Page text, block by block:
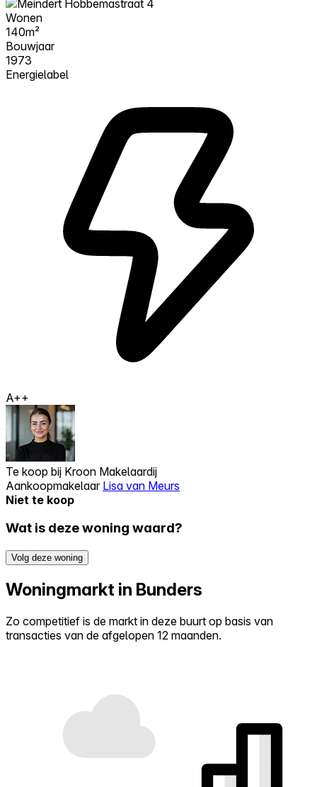
Wonen
140m²
Bouwjaar
1973
Energielabel
A++
Te koop bij Kroon Makelaardij
Aankoopmakelaar Lisa van Meurs
Niet te koop
Wat is deze woning waard?
Volg deze woning
Woningmarkt in Bunders
Zo competitief is de markt in deze buurt op basis van
transacties van de afgelopen 12 maanden.